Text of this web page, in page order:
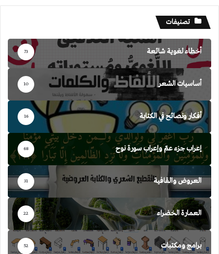
تصنيفات
أخطاء لغوية شائعة 73
أساسيات الشعر 10
أفكار ونصائح في الكتابة 16
إعراب جزء عمّ وإعراب سورة نوح 68
العروض والقافية 31
العمارة الخضراء 22
برامج ومكتبات 52